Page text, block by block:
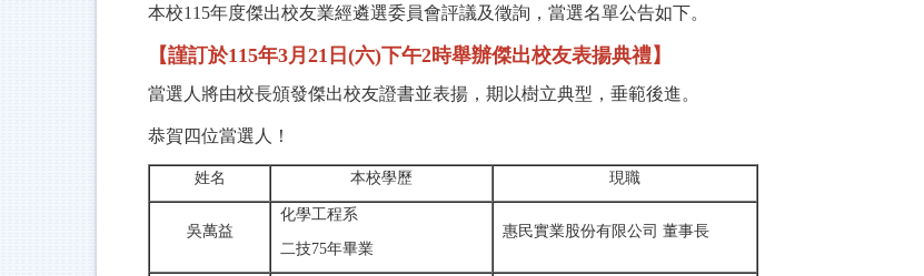
本校115年度傑出校友業經遴選委員會評議及徵詢，當選名單公告如下。
【謹訂於115年3月21日(六)下午2時舉辦傑出校友表揚典禮】
當選人將由校長頒發傑出校友證書並表揚，期以樹立典型，垂範後進。
恭賀四位當選人！
姓名 本校學歷 現職
吳萬益
化學工程系
二技75年畢業
惠民實業股份有限公司 董事長